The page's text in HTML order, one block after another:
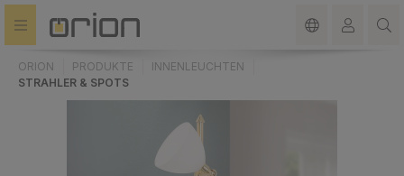
springen
ORION PRODUKTE
INNENLEUCHTEN
STRAHLER & SPOTS